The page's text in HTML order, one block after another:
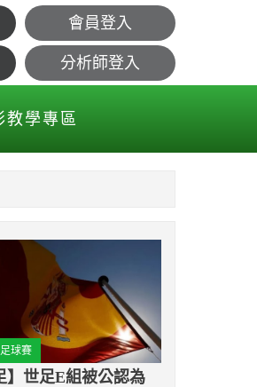
會員登入
分析師登入
教學專區
球賽
】世足E組被公認為